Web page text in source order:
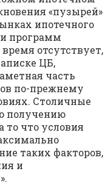
«пузырей»
ипотечного
программ
отсутствует,
ЦБ,
часть
по-прежнему
Столичные
получению
то что условия
таких факторов,
и